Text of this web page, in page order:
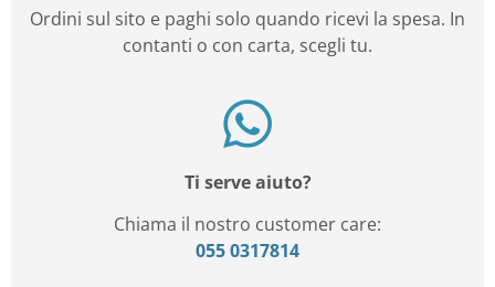
Ordini sul sito e paghi solo quando ricevi la spesa. In
contanti o con carta, scegli tu.
Ti serve aiuto?
Chiama il nostro customer care:
055 0317814